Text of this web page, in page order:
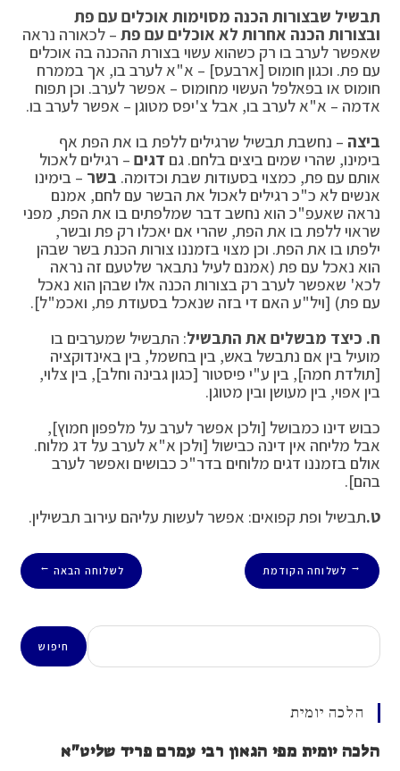
תבשיל שבצורות הכנה מסוימות אוכלים עם פת
ובצורות הכנה אחרות לא אוכלים עם פת – לכאורה נראה
שאפשר לערב בו רק כשהוא עשוי בצורת ההכנה בה אוכלים
עם פת. וכגון חומוס [ארבעס] – א"א לערב בו, אך בממרח
חומוס או בפאלפל העשוי מחומוס – אפשר לערב. וכן תפוח
אדמה – א"א לערב בו, אבל צ'יפס מטוגן – אפשר לערב בו.
ביצה – נחשבת תבשיל שרגילים ללפת בו את הפת אף
בימינו, שהרי שמים ביצים בלחם. גם דגים – רגילים לאכול
אותם עם פת, כמצוי בסעודות שבת וכדומה. בשר – בימינו
אנשים לא כ"כ רגילים לאכול את הבשר עם לחם, אמנם
נראה שאעפ"כ הוא נחשב דבר שמלפתים בו את הפת, מפני
שראוי ללפת בו את הפת, שהרי אם יאכלו רק פת ובשר,
ילפתו בו את הפת. וכן מצוי בזמננו צורות הכנת בשר שבהן
הוא נאכל עם פת (אמנם לעיל נתבאר שלטעם זה נראה
לכא' שאפשר לערב רק בצורות הכנה אלו שבהן הוא נאכל
עם פת) [ויל"ע האם די בזה שנאכל בסעודת פת, ואכמ"ל].
ח. כיצד מבשלים את התבשיל: התבשיל שמערבים בו
מועיל בין אם נתבשל באש, בין בחשמל, בין באינדוקציה
[תולדת חמה], בין ע"י פיסטור [כגון גבינה וחלב], בין צלוי,
בין אפוי, בין מעושן ובין מטוגן.
כבוש דינו כמבושל [ולכן אפשר לערב על מלפפון חמוץ],
אבל מליחה אין דינה כבישול [ולכן א"א לערב על דג מלוח.
אולם בזמננו דגים מלוחים בדר"כ כבושים ואפשר לערב
בהם].
ט.תבשיל ופת קפואים: אפשר לעשות עליהם עירוב תבשילין.
← לשלוחה הקודמת לשלוחה הבאה →
חיפוש
חיפוש
הלכה יומית
הלכה יומית מפי הגאון רבי עמרם פריד שליט"א